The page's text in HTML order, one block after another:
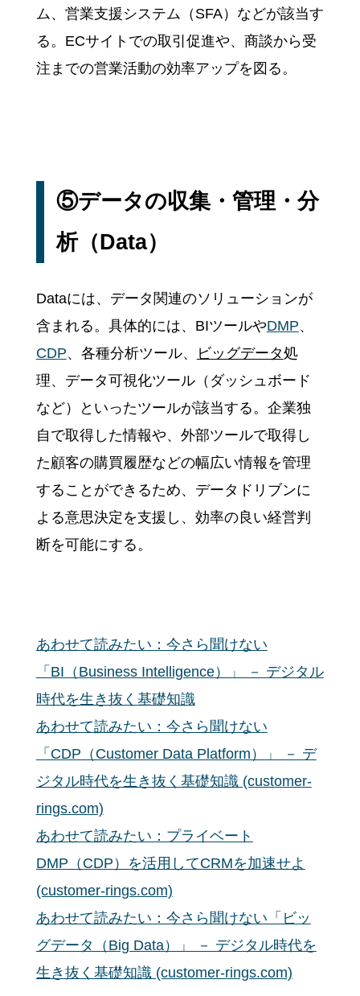
ム、営業支援システム（SFA）などが該当す
る。ECサイトでの取引促進や、商談から受
注までの営業活動の効率アップを図る。
⑤データの収集・管理・分
析（Data）
Dataには、データ関連のソリューションが
含まれる。具体的には、BIツールやDMP、
CDP、各種分析ツール、 ビッグデータ処
理、データ可視化ツール（ダッシュボード
など）といったツールが該当する。企業独
自で取得した情報や、外部ツールで取得し
た顧客の購買履歴などの幅広い情報を管理
することができるため、データドリブンに
よる意思決定を支援し、効率の良い経営判
断を可能にする。
あわせて読みたい：今さら聞けない
「BI（Business Intelligence）」 － デジタル
時代を生き抜く基礎知識
あわせて読みたい：今さら聞けない
「CDP（Customer Data Platform）」 － デ
ジタル時代を生き抜く基礎知識 (customer-
rings.com)
あわせて読みたい：プライベート
DMP（CDP）を活用してCRMを加速せよ
(customer-rings.com)
あわせて読みたい：今さら聞けない「ビッ
グデータ（Big Data）」 － デジタル時代を
生き抜く基礎知識 (customer-rings.com)